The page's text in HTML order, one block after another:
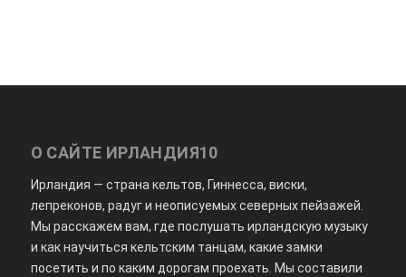
О САЙТЕ ИРЛАНДИЯ10
Ирландия — страна кельтов, Гиннесса, виски,
лепреконов, радуг и неописуемых северных пейзажей.
Мы расскажем вам, где послушать ирландскую музыку
и как научиться кельтским танцам, какие замки
посетить и по каким дорогам проехать. Мы составили